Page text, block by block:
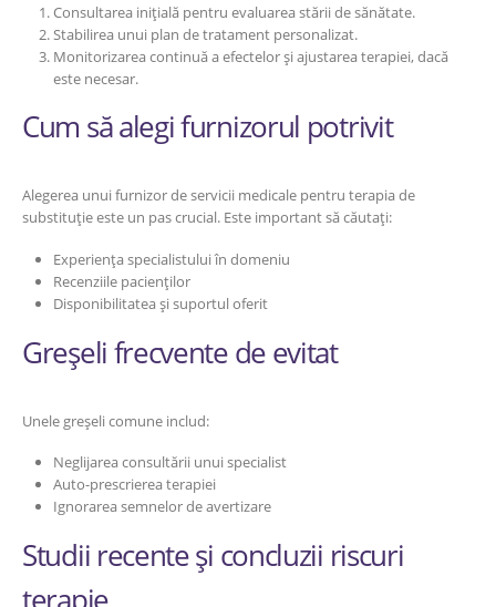
Consultarea inițială pentru evaluarea stării de sănătate.
Stabilirea unui plan de tratament personalizat.
Monitorizarea continuă a efectelor și ajustarea terapiei, dacă
este necesar.
Cum să alegi furnizorul potrivit
Alegerea unui furnizor de servicii medicale pentru terapia de
substituție este un pas crucial. Este important să căutați:
Experiența specialistului în domeniu
Recenziile pacienților
Disponibilitatea și suportul oferit
Greșeli frecvente de evitat
Unele greșeli comune includ:
Neglijarea consultării unui specialist
Auto-prescrierea terapiei
Ignorarea semnelor de avertizare
Studii recente și concluzii riscuri
terapie